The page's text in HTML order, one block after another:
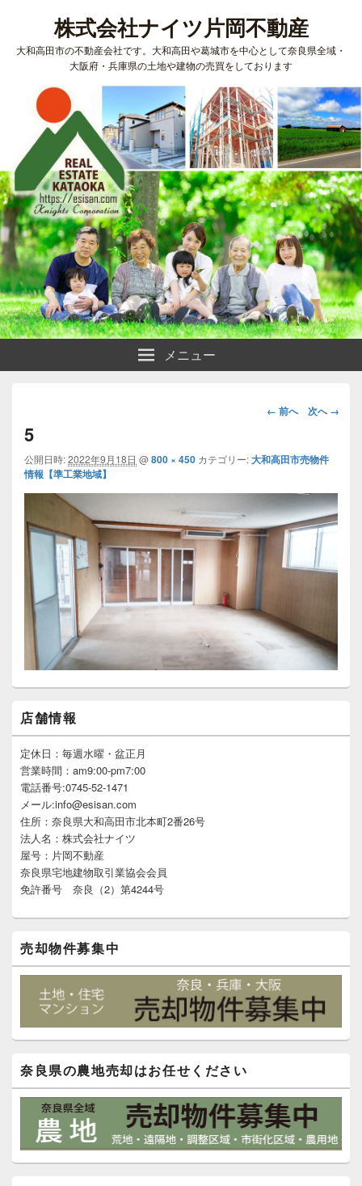
株式会社ナイツ片岡不動産
大和高田市の不動産会社です。大和高田や葛城市を中心として奈良県全域・
大阪府・兵庫県の土地や建物の売買をしております
メニュー
画
ビ
ー
シ
ョ
← 前へ 次へ →
5
公開日時:2022年9月18日 @800 × 450 カテゴリー:大和高田市売物件
情報【準工業地域】
イ
ン
サ
イ
ー
ウ
ィ
ェ
ッ
ト
店舗情報
定休日：毎週水曜・盆正月
営業時間：am9:00-pm7:00
電話番号:0745-52-1471
メール:info@esisan.com
住所：奈良県大和高田市北本町2番26号
法人名：株式会社ナイツ
屋号：片岡不動産
奈良県宅地建物取引業協会会員
免許番号 奈良（2）第4244号
売却物件募集中
奈良県の農地売却はお任せください